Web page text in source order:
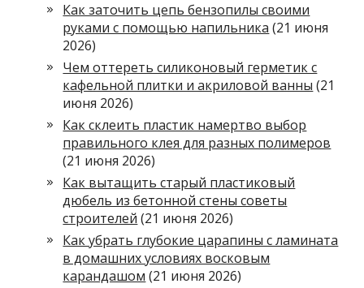
Как заточить цепь бензопилы своими
руками с помощью напильника (21 июня
2026)
Чем оттереть силиконовый герметик с
кафельной плитки и акриловой ванны (21
июня 2026)
Как склеить пластик намертво выбор
правильного клея для разных полимеров
(21 июня 2026)
Как вытащить старый пластиковый
дюбель из бетонной стены советы
строителей (21 июня 2026)
Как убрать глубокие царапины с ламината
в домашних условиях восковым
карандашом (21 июня 2026)